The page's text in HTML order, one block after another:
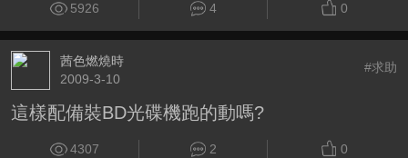
5926 4 0
茜色燃燒時
2009-3-10
#求助
這樣配備裝BD光碟機跑的動嗎?
4307 2 0